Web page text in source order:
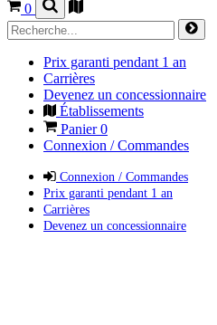
0
Prix garanti pendant 1 an
Carrières
Devenez un concessionnaire
Établissements
Panier0
Connexion / Commandes
Connexion / Commandes
Prix garanti pendant 1 an
Carrières
Devenez un concessionnaire